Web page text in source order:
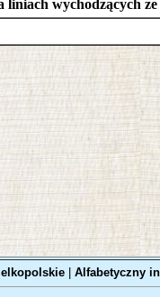
wychodzących
| Alfabetyczny